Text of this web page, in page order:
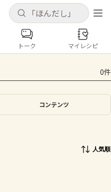
キャンセル
を保存できます
キャンセル
コンテンツ
ト
とうもろこし
トーク マイレシピ
0件
コンテンツ
人気順